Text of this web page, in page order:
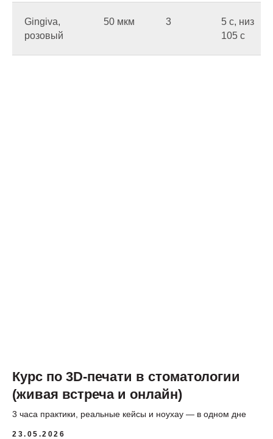
Gingiva,
розовый
50 мкм 3
5 c, низ
105 c
Курс по 3D-печати в стоматологии
(живая встреча и онлайн)
3 часа практики, реальные кейсы и ноухау — в одном дне
23.05.2026